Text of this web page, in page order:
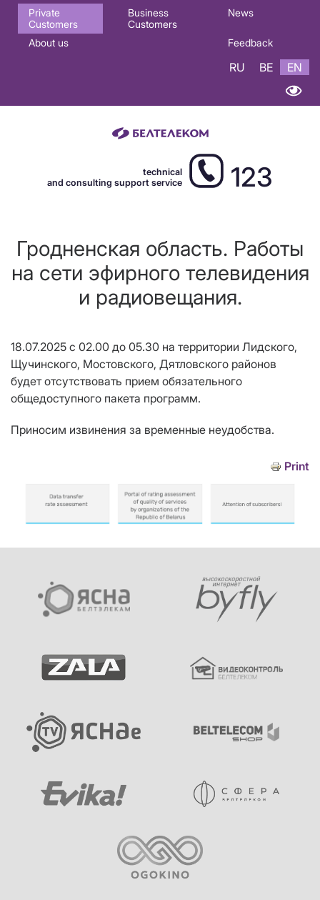
Основная
навигация
Private
Customers
Business
Customers
News
About us Feedback
RU BE EN
technical
and consulting support service
123
Гродненская область. Работы
на сети эфирного телевидения
и радиовещания.
18.07.2025 с 02.00 до 05.30 на территории Лидского,
Щучинского, Мостовского, Дятловского районов
будет отсутствовать прием обязательного
общедоступного пакета программ.
Приносим извинения за временные неудобства.
Print